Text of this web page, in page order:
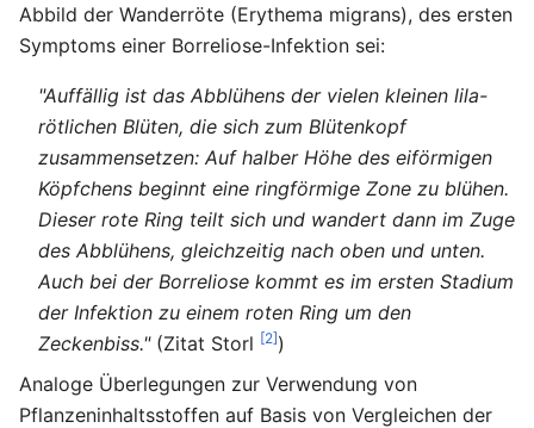
Abbild der Wanderröte (Erythema migrans), des ersten
Symptoms einer Borreliose-Infektion sei:
"Auffällig ist das Abblühens der vielen kleinen lila-
rötlichen Blüten, die sich zum Blütenkopf
zusammensetzen: Auf halber Höhe des eiförmigen
Köpfchens beginnt eine ringförmige Zone zu blühen.
Dieser rote Ring teilt sich und wandert dann im Zuge
des Abblühens, gleichzeitig nach oben und unten.
Auch bei der Borreliose kommt es im ersten Stadium
der Infektion zu einem roten Ring um den
Zeckenbiss."(Zitat Storl [2])
Analoge Überlegungen zur Verwendung von
Pflanzeninhaltsstoffen auf Basis von Vergleichen der